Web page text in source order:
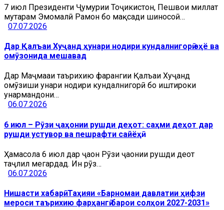
7 июл Президенти Ҷумҳурии Тоҷикистон, Пешвои миллат
муҳтарам Эмомалӣ Раҳмон бо мақсади шиносоӣ…
07.07.2026
Дар Қалъаи Хуҷанд ҳунари нодири кундалнигорӣ эҳё ва
омӯзонида мешавад
Дар Маҷмааи таърихию фарҳангии Қалъаи Хуҷанд
омӯзиши ҳунари нодири кундалнигорӣ бо иштироки
ҳунармандони…
06.07.2026
6 июл – Рӯзи ҷаҳонии рушди деҳот: саҳми деҳот дар
рушди устувор ва пешрафти сайёҳӣ
Ҳамасола 6 июл дар ҷаҳон Рӯзи ҷаҳонии рушди деҳот
таҷлил мегардад. Ин рӯз…
06.07.2026
Нишасти хабарӣ: Таҳияи «Барномаи давлатии ҳифзи
мероси таърихию фарҳангӣ барои солҳои 2027-2031»